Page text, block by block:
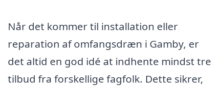
Når det kommer til installation eller
reparation af omfangsdræn i Gamby, er
det altid en god idé at indhente mindst tre
tilbud fra forskellige fagfolk. Dette sikrer,